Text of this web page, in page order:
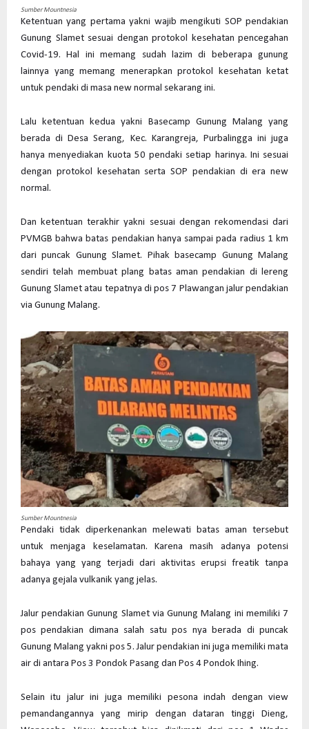
Sumber Mountnesia
Ketentuan yang pertama yakni wajib mengikuti SOP pendakian
Gunung Slamet sesuai dengan protokol kesehatan pencegahan
Covid-19. Hal ini memang sudah lazim di beberapa gunung
lainnya yang memang menerapkan protokol kesehatan ketat
untuk pendaki di masa new normal sekarang ini.
Lalu ketentuan kedua yakni Basecamp Gunung Malang yang
berada di Desa Serang, Kec. Karangreja, Purbalingga ini juga
hanya menyediakan kuota 50 pendaki setiap harinya. Ini sesuai
dengan protokol kesehatan serta SOP pendakian di era new
normal.
Dan ketentuan terakhir yakni sesuai dengan rekomendasi dari
PVMGB bahwa batas pendakian hanya sampai pada radius 1 km
dari puncak Gunung Slamet. Pihak basecamp Gunung Malang
sendiri telah membuat plang batas aman pendakian di lereng
Gunung Slamet atau tepatnya di pos 7 Plawangan jalur pendakian
via Gunung Malang.
Sumber Mountnesia
Pendaki tidak diperkenankan melewati batas aman tersebut
untuk menjaga keselamatan. Karena masih adanya potensi
bahaya yang yang terjadi dari aktivitas erupsi freatik tanpa
adanya gejala vulkanik yang jelas.
Jalur pendakian Gunung Slamet via Gunung Malang ini memiliki 7
pos pendakian dimana salah satu pos nya berada di puncak
Gunung Malang yakni pos 5. Jalur pendakian ini juga memiliki mata
air di antara Pos 3 Pondok Pasang dan Pos 4 Pondok Ihing.
Selain itu jalur ini juga memiliki pesona indah dengan view
pemandangannya yang mirip dengan dataran tinggi Dieng,